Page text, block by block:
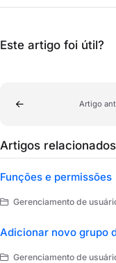
Este artigo foi útil?
Artigo
Artigos relacionados
Funções e permissões
Gerenciamento de
Adicionar novo grupo
Gerenciamento de